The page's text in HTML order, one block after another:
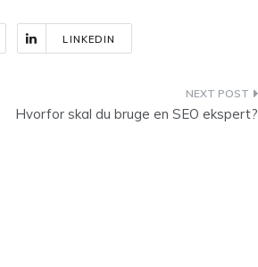
LINKEDIN
Hvorfor skal du bruge en SEO ekspert?